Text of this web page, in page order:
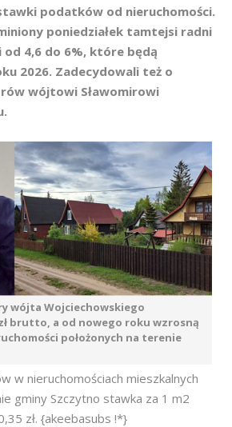
podatków od nieruchomości.
poniedziałek tamtejsi radni
4,6 do 6%, które będą
2026. Zadecydowali też o
wójtowi Sławomirowi
wójta Wojciechowskiego
brutto, a od nowego roku wzrosną
położonych na terenie
w nieruchomościach mieszkalnych
gminy Szczytno stawka za 1 m2
zł. {akeebasubs !*}